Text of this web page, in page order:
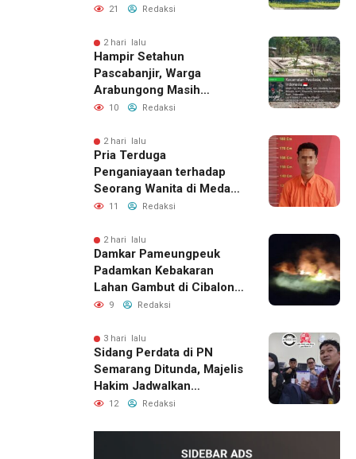
Tegaskan Proses
Jalur Resmi
21 Redaksi
2 hari lalu
Hampir Setahun
Pascabanjir, Warga
Arabungong Masih
Menunggu Bantuan
10 Redaksi
2 hari lalu
Pria Terduga
Penganiayaan terhadap
Seorang Wanita di Medan
Ditangkap Polisi
11 Redaksi
2 hari lalu
Damkar Pameungpeuk
Padamkan Kebakaran
Lahan Gambut di Cibalong,
Permukiman Warga
9 Redaksi
3 hari lalu
Sidang Perdata di PN
Semarang Ditunda, Majelis
Hakim Jadwalkan
Pemanggilan Ulang BPR
12 Redaksi